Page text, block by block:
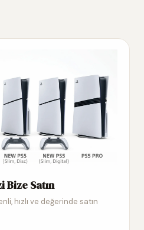
Bize Satın
hızlı ve değerinde satın